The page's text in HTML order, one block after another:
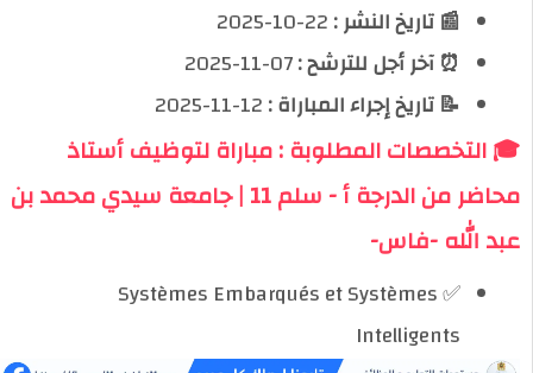
📰 تاريخ النشر :22-10-2025
⏰ آخر أجل للترشح :07-11-2025
📝 تاريخ إجراء المباراة :12-11-2025
🎓 التخصصات المطلوبة : مباراة لتوظيف أستاذ
محاضر من الدرجة أ - سلم 11 | جامعة سيدي محمد بن
عبد الله -فاس-
✅ Systèmes Embarqués et Systèmes
Intelligents